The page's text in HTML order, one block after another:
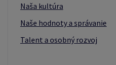
Naša kultúra
Naše hodnoty a správanie
Talent a osobný rozvoj